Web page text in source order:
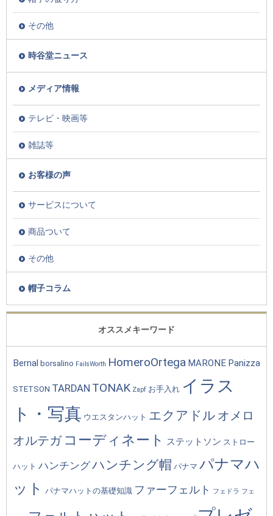
その他
時谷堂ニュース
メディア情報
テレビ・映画等
雑誌等
お客様の声
サービスについて
商品ついて
その他
帽子コラム
オススメキーワード
Bernal borsalino FailsWorth HomeroOrtega MARONE Panizza
STETSON TARDAN TONAK Zapf お手入れ イラス
ト・写真 ウエスタンハット エクアドル オメロ
オルテガ コーディネート ステットソン ストロー
ハット ハンチングハンチング帽 パナマ パナマハ
ット
パナマハットの基礎知識 ファーフェルト フェドラ フェ